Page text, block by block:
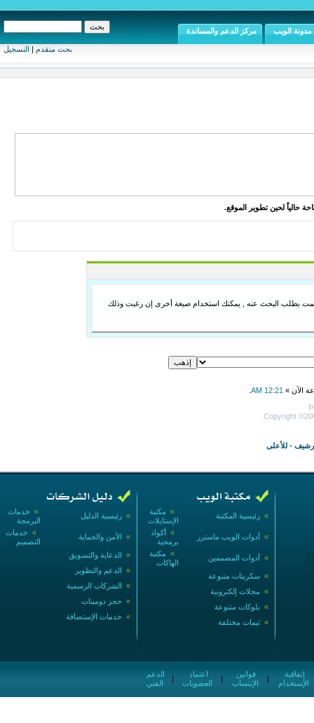
بحث متقدم | التسجيل
مدونة الويب مركز الدعم والمساندة
حالياً لحين تطوير الموقع.
قمت بطلب البحث عنه , يمكنك استخدام صيغة أخرى إن رغبت وذلك
الآن » 12:21 AM
Copyright
- للأعلى
» خدمات
البرمجة
» رئيسية الدليل
» خدمات
التصميم
» الأمن والحماية
» الدعاية والتسويق
» الدعم والتطوير
» الشركات الرسمية
» حجز دومينات
» خدمات الإستضافة
» مكتبة
الإستايلات
» رئيسية المكتبة
» أكواد
برمجية
» أدوات الويب ماسترز
» مكتبة
الهاكات
» أدوات المصممين
» سكربتات متنوعة
» مجلات إلكترونية
» بلوكات متنوعة
» ثيمات مختلفة
الفني
|
العضويات
|
الإنتساب
|
الإستخدام